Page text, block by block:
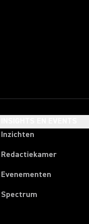
Inzichten
Redactiekamer
Evenementen
Spectrum